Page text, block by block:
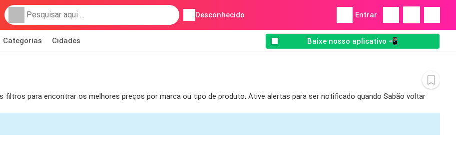
Desconhecido Entrar
Categorias Cidades Baixe nosso aplicativo 📲
filtros para encontrar os melhores preços por marca ou tipo de produto. Ative alertas para ser notificado quando Sabão voltar